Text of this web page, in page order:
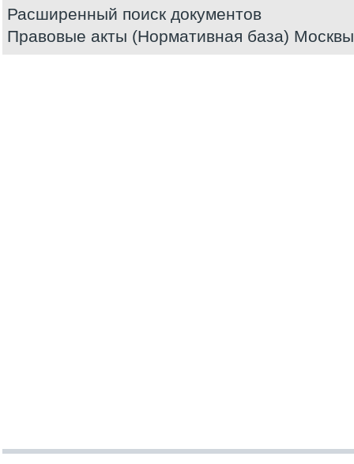
Расширенный поиск документов
Правовые акты (Нормативная база) Москвы